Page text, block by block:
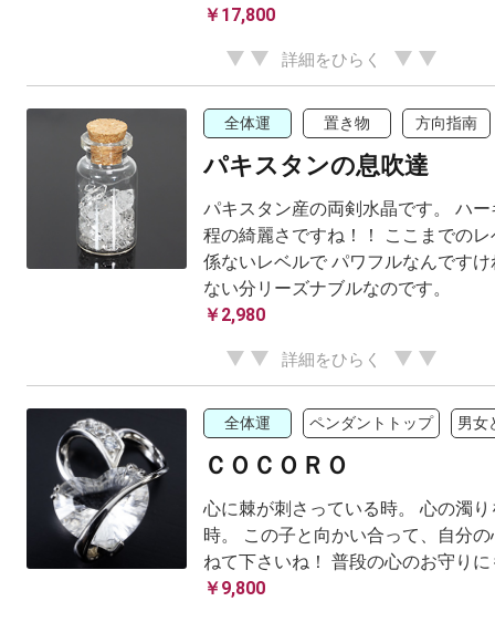
￥17,800
詳細をひらく
全体運 置き物 方向指南
パキスタンの息吹達
パキスタン産の両剣水晶です。 ハ
程の綺麗さですね！！ ここまでの
係ないレベルで パワフルなんです
ない分リーズナブルなのです。
￥2,980
詳細をひらく
全体運 ペンダントトップ 男女
ＣＯＣＯＲＯ
心に棘が刺さっている時。 心の濁
時。 この子と向かい合って、自分
ねて下さいね！ 普段の心のお守り
￥9,800